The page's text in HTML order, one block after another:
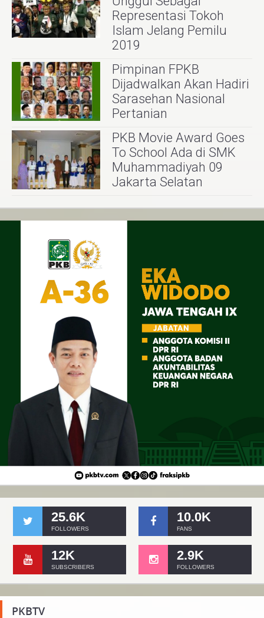
Representasi Tokoh
Islam Jelang Pemilu
2019
Pimpinan FPKB
Dijadwalkan Akan Hadiri
Sarasehan Nasional
Pertanian
PKB Movie Award Goes
To School Ada di SMK
Muhammadiyah 09
Jakarta Selatan
25.6K
FOLLOWERS
10.0K
FANS
12K
SUBSCRIBERS
2.9K
FOLLOWERS
PKBTV